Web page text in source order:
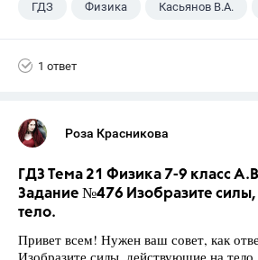
ГДЗ Физика Касьянов В.А.
1 ответ
Роза Красникова
ГДЗ Тема 21 Физика 7-9 класс
Задание №476 Изобразите
тело.
Привет всем! Нужен ваш совет, как